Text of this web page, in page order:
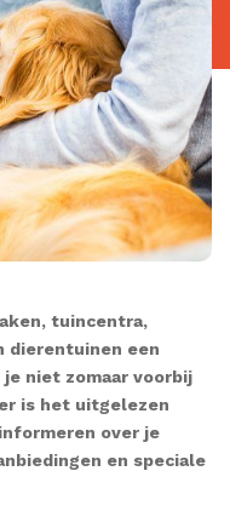
tuincentra,
dierentuinen een
je niet zomaar voorbij
is het uitgelezen
over je
en speciale